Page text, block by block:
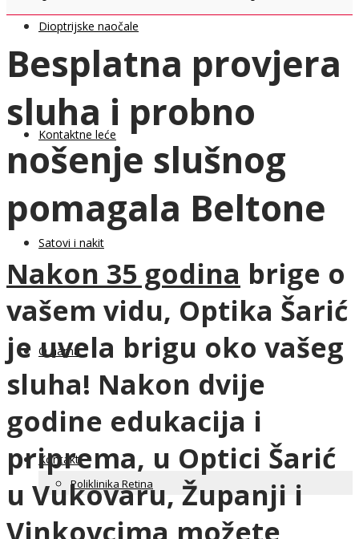
Dioptrijske naočale
Kontaktne leće
Satovi i nakit
O nama
Kontakt
Poliklinika Retina
Besplatna provjera
sluha i probno
nošenje slušnog
pomagala Beltone
Nakon 35 godina brige o
vašem vidu, Optika Šarić
je uvela brigu oko vašeg
sluha! Nakon dvije
godine edukacija i
priprema, u Optici Šarić
u Vukovaru, Županji i